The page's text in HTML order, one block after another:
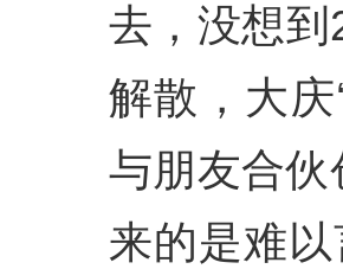
去，没想
解散，大
与朋友合伙
来的是难